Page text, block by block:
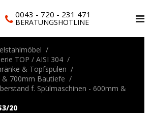
0043 - 720 - 231 471
BERATUNGSHOTLINE
TOP / AISI 304
& Topfspülen
& 700mm Bautiefe
f. Spülmaschinen - 600mm &
20